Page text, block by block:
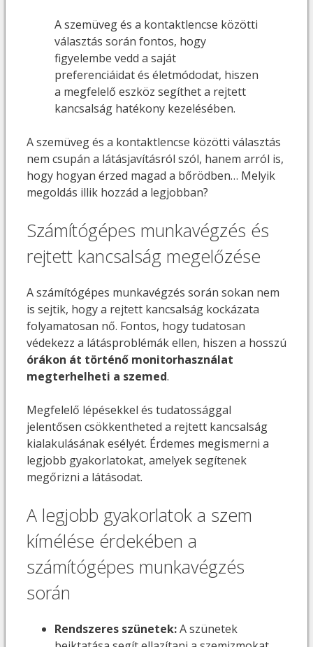
A szemüveg és a kontaktlencse közötti
választás során fontos, hogy
figyelembe vedd a saját
preferenciáidat és életmódodat, hiszen
a megfelelő eszköz segíthet a rejtett
kancsalság hatékony kezelésében.
A szemüveg és a kontaktlencse közötti választás
nem csupán a látásjavításról szól, hanem arról is,
hogy hogyan érzed magad a bőrödben… Melyik
megoldás illik hozzád a legjobban?
Számítógépes munkavégzés és
rejtett kancsalság megelőzése
A számítógépes munkavégzés során sokan nem
is sejtik, hogy a rejtett kancsalság kockázata
folyamatosan nő. Fontos, hogy tudatosan
védekezz a látásproblémák ellen, hiszen a hosszú
órákon át történő monitorhasználat
megterhelheti a szemed.
Megfelelő lépésekkel és tudatossággal
jelentősen csökkentheted a rejtett kancsalság
kialakulásának esélyét. Érdemes megismerni a
legjobb gyakorlatokat, amelyek segítenek
megőrizni a látásodat.
A legjobb gyakorlatok a szem
kímélése érdekében a
számítógépes munkavégzés
során
Rendszeres szünetek:A szünetek